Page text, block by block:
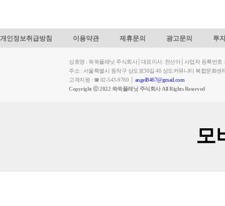
개인정보취급방침 이용약관 제휴문의 광고문의 투
상호명 : 쑥쑥플래닛 주식회사│대표이사: 천선아│사업자 등록번호
주소 : 서울특별시 동작구 상도로30길 40 상도커뮤니티 복합문화
고객지원 : ☎ 02-543-9760 │ angel8467@gmail.com
Copyright ⓒ 2022 쑥쑥플래닛 주식회사 All Rights Reserved
모